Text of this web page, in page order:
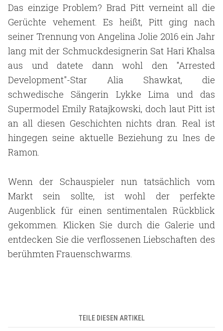
Das einzige Problem? Brad Pitt verneint all die
Gerüchte vehement. Es heißt, Pitt ging nach
seiner Trennung von Angelina Jolie 2016 ein Jahr
lang mit der Schmuckdesignerin Sat Hari Khalsa
aus und datete dann wohl den "Arrested
Development"-Star Alia Shawkat, die
schwedische Sängerin Lykke Lima und das
Supermodel Emily Ratajkowski, doch laut Pitt ist
an all diesen Geschichten nichts dran. Real ist
hingegen seine aktuelle Beziehung zu Ines de
Ramon.
Wenn der Schauspieler nun tatsächlich vom
Markt sein sollte, ist wohl der perfekte
Augenblick für einen sentimentalen Rückblick
gekommen. Klicken Sie durch die Galerie und
entdecken Sie die verflossenen Liebschaften des
berühmten Frauenschwarms.
TEILE DIESEN ARTIKEL